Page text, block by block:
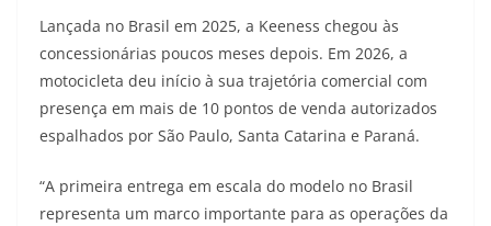
Lançada no Brasil em 2025, a Keeness chegou às
concessionárias poucos meses depois. Em 2026, a
motocicleta deu início à sua trajetória comercial com
presença em mais de 10 pontos de venda autorizados
espalhados por São Paulo, Santa Catarina e Paraná.
“A primeira entrega em escala do modelo no Brasil
representa um marco importante para as operações da